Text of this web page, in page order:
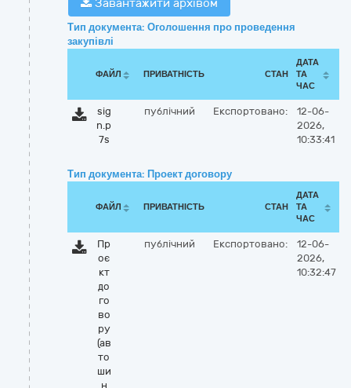
Завантажити архівом
Тип документа: Оголошення про проведення
закупівлі
ФАЙЛ ПРИВАТНІСТЬ СТАН
ДАТА
ТА
ЧАС
sig
n.p
7s
публічний Експортовано:
12-06-
2026,
10:33:41
Тип документа: Проект договору
ФАЙЛ ПРИВАТНІСТЬ СТАН
ДАТА
ТА
ЧАС
Пр
оє
кт
до
го
во
ру
(ав
то
ши
н
публічний Експортовано:
12-06-
2026,
10:32:47